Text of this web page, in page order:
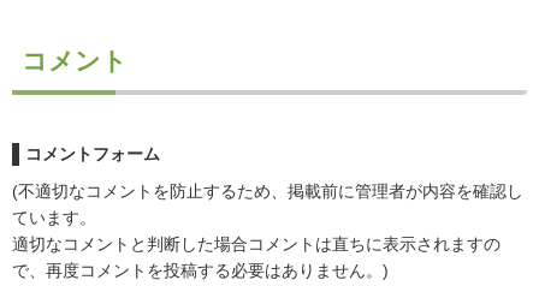
コメント
コメントフォーム
(不適切なコメントを防止するため、掲載前に管理者が内容を確認し
ています。
適切なコメントと判断した場合コメントは直ちに表示されますの
で、再度コメントを投稿する必要はありません。)